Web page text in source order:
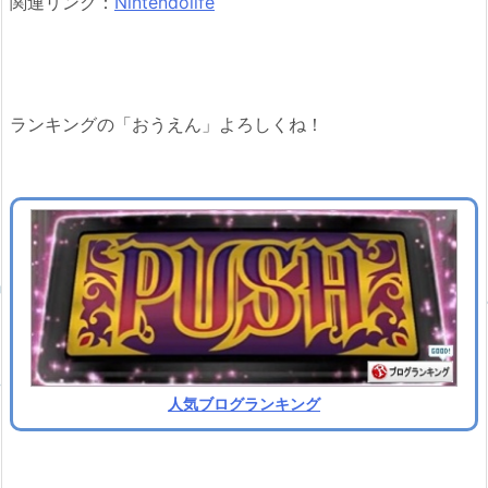
ランキングの「おうえん」よろしくね！
人気ブログランキング